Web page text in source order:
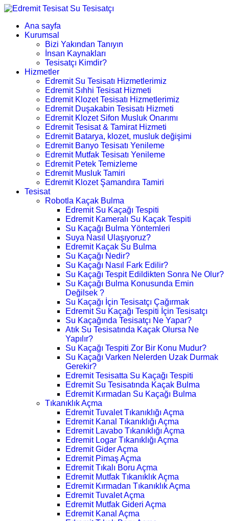
Ana sayfa
Kurumsal
Bizi Yakından Tanıyın
İnsan Kaynakları
Tesisatçı Kimdir?
Hizmetler
Edremit Su Tesisatı Hizmetlerimiz
Edremit Sıhhi Tesisat Hizmeti
Edremit Klozet Tesisatı Hizmetlerimiz
Edremit Duşakabin Tesisatı Hizmeti
Edremit Klozet Sifon Musluk Onarımı
Edremit Tesisat & Tamirat Hizmeti
Edremit Batarya, klozet, musluk değişimi
Edremit Banyo Tesisatı Yenileme
Edremit Mutfak Tesisatı Yenileme
Edremit Petek Temizleme
Edremit Musluk Tamiri
Edremit Klozet Şamandıra Tamiri
Tesisat
Robotla Kaçak Bulma
Edremit Su Kaçağı Tespiti
Edremit Kameralı Su Kaçak Tespiti
Su Kaçağı Bulma Yöntemleri
Suya Nasıl Ulaşıyoruz?
Edremit Kaçak Su Bulma
Su Kaçağı Nedir?
Su Kaçağı Nasıl Fark Edilir?
Su Kaçağı Tespit Edildikten Sonra Ne Olur?
Su Kaçağı Bulma Konusunda Emin
Değilsek ?
Su Kaçağı İçin Tesisatçı Çağırmak
Edremit Su Kaçağı Tespiti İçin Tesisatçı
Su Kaçağında Tesisatçı Ne Yapar?
Atık Su Tesisatında Kaçak Olursa Ne
Yapılır?
Su Kaçağı Tespiti Zor Bir Konu Mudur?
Su Kaçağı Varken Nelerden Uzak Durmak
Gerekir?
Edremit Tesisatta Su Kaçağı Tespiti
Edremit Su Tesisatında Kaçak Bulma
Edremit Kırmadan Su Kaçağı Bulma
Tıkanıklık Açma
Edremit Tuvalet Tıkanıklığı Açma
Edremit Kanal Tıkanıklığı Açma
Edremit Lavabo Tıkanıklığı Açma
Edremit Logar Tıkanıklığı Açma
Edremit Gider Açma
Edremit Pimaş Açma
Edremit Tıkalı Boru Açma
Edremit Mutfak Tıkanıklık Açma
Edremit Kırmadan Tıkanıklık Açma
Edremit Tuvalet Açma
Edremit Mutfak Gideri Açma
Edremit Kanal Açma